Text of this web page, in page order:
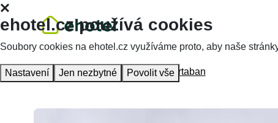
Hlavní stránka Ubytování Hotel Artaban
ehotel.cz používá cookies
Soubory cookies na ehotel.cz využíváme proto, aby naše
Nastavení Jen nezbytné Povolit vše